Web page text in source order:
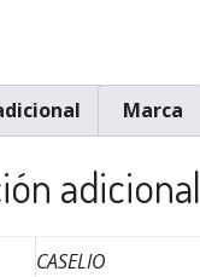
Marca
adicional
CASELIO